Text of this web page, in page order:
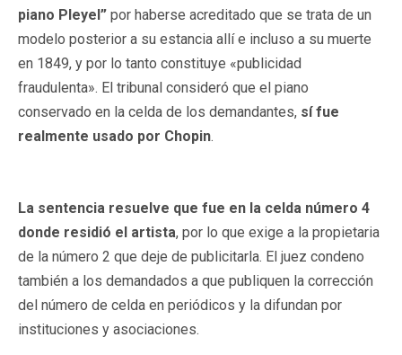
piano Pleyel” por haberse acreditado que se trata de un
modelo posterior a su estancia allí e incluso a su muerte
en 1849, y por lo tanto constituye «publicidad
fraudulenta». El tribunal consideró que el piano
conservado en la celda de los demandantes, sí fue
realmente usado por Chopin.
La sentencia resuelve que fue en la celda número 4
donde residió el artista, por lo que exige a la propietaria
de la número 2 que deje de publicitarla. El juez condeno
también a los demandados a que publiquen la corrección
del número de celda en periódicos y la difundan por
instituciones y asociaciones.